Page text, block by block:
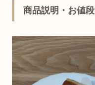
商品説明・お値段